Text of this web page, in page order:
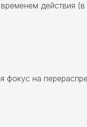
действия (в
фокус на